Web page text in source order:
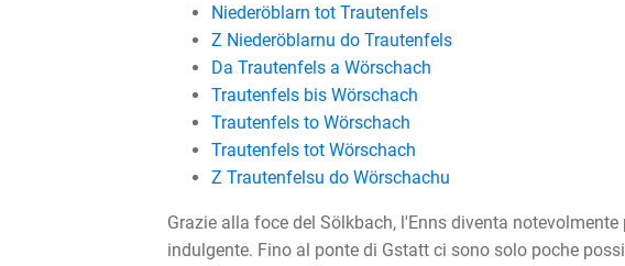
Niederöblarn tot Trautenfels
Z Niederöblarnu do Trautenfels
Da Trautenfels a Wörschach
Trautenfels bis Wörschach
Trautenfels to Wörschach
Trautenfels tot Wörschach
Z Trautenfelsu do Wörschachu
Grazie alla foce del Sölkbach, l'Enns diventa
indulgente. Fino al ponte di Gstatt ci sono solo poche